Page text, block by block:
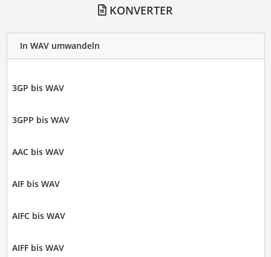
KONVERTER
In WAV umwandeln
3GP bis WAV
3GPP bis WAV
AAC bis WAV
AIF bis WAV
AIFC bis WAV
AIFF bis WAV